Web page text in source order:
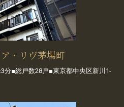
・リヴ茅場町
分■総戸数28戸■東京都中央区新川1-